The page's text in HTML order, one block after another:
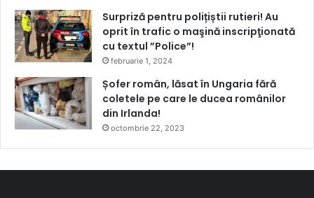
Surpriză pentru polițiștii rutieri! Au
oprit în trafic o maşină inscripţionată
cu textul ”Police”!
februarie 1, 2024
Șofer român, lăsat în Ungaria fără
coletele pe care le ducea românilor
din Irlanda!
octombrie 22, 2023